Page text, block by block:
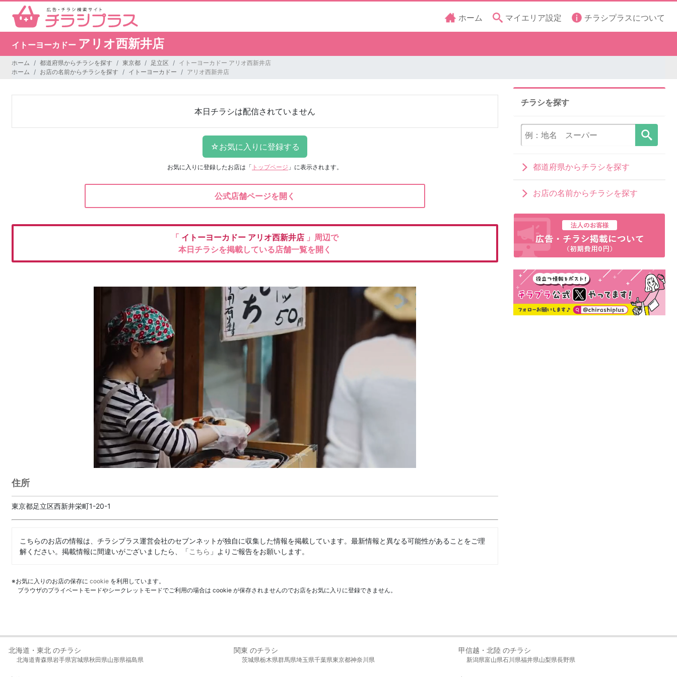
ホーム マイエリア設定 チラシプラスについて
イトーヨーカドー アリオ西新井店
ホーム 都道府県からチラシを探す 東京都 足立区
イトーヨーカドー アリオ西新井店
ホーム
お店の名前からチラシを探す イトーヨーカドー アリオ西新井店
本日チラシは配信されていません
お気に入りに登録したお店は 「 トップページ 」に表示されます。
公式店舗ページを開く
「 イトーヨーカドー アリオ西新井店 」周辺で
本日チラシを掲載している店舗一覧を開く
住所
東京都足立区西新井栄町1-20-1
こちらのお店の情報は、チラシプラス運営会社のセブンネットが独自に収集した情報を掲載しています。最新情報と異なる可能性があることをご理
解ください。掲載情報に間違いがございましたら、「こちら 」よりご報告をお願いします。
※お気に入りのお店の保存に cookie を利用しています。
ブラウザのプライベートモードやシークレットモードでご利用の場合は cookie が保存されませんのでお店をお気に入りに登録できません。
チラシを探す
都道府県からチラシを探す
お店の名前からチラシを探す
北海道・東北 のチラシ
北海道青森県岩手県宮城県秋田県山形県福島県
関東 のチラシ
茨城県栃木県群馬県埼玉県千葉県東京都神奈川県
甲信越・北陸 のチラシ
新潟県富山県石川県福井県山梨県長野県